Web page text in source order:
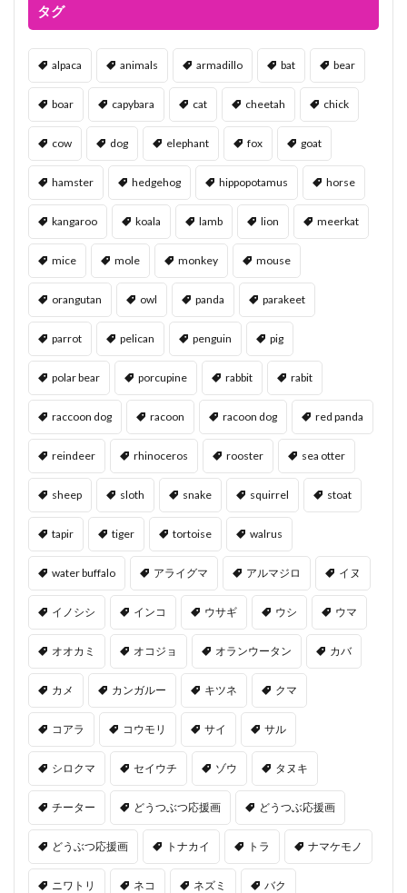
タグ
alpaca animals armadillo bat bear
boar capybara cat cheetah chick
cow dog elephant fox goat
hamster hedgehog hippopotamus horse
kangaroo koala lamb lion meerkat
mice mole monkey mouse
orangutan owl panda parakeet
parrot pelican penguin pig
polar bear porcupine rabbit rabit
raccoon dog racoon racoon dog red panda
reindeer rhinoceros rooster sea otter
sheep sloth snake squirrel stoat
tapir tiger tortoise walrus
water buffalo アライグマ アルマジロ イヌ
イノシシ インコ ウサギ ウシ ウマ
オオカミ オコジョ オランウータン カバ
カメ カンガルー キツネ クマ
コアラ コウモリ サイ サル
シロクマ セイウチ ゾウ タヌキ
チーター どうつぶつ応援画 どうつぶ応援画
どうぶつ応援画 トナカイ トラ ナマケモノ
ニワトリ ネコ ネズミ バク